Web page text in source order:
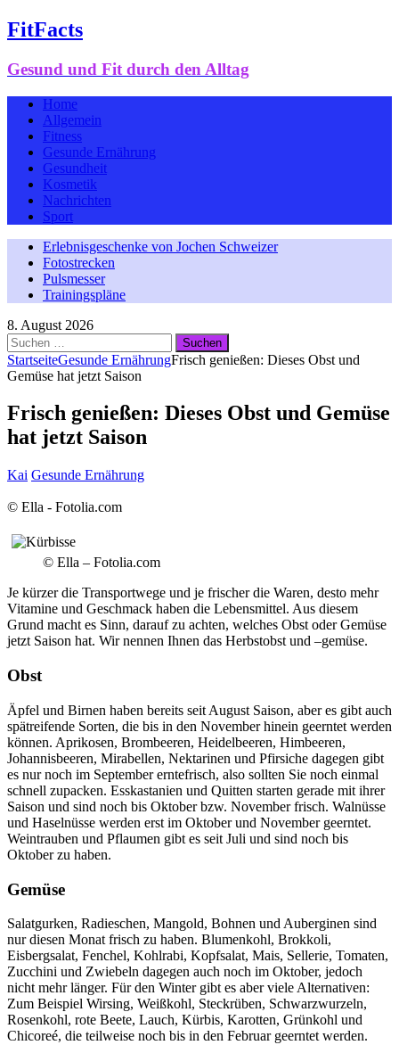
FitFacts
Gesund und Fit durch den Alltag
Home
Allgemein
Fitness
Gesunde Ernährung
Gesundheit
Kosmetik
Nachrichten
Sport
Erlebnisgeschenke von Jochen Schweizer
Fotostrecken
Pulsmesser
Trainingspläne
8. August 2026
Suchen
nach:
StartseiteGesunde ErnährungFrisch genießen: Dieses Obst und
Gemüse hat jetzt Saison
Frisch genießen: Dieses Obst und Gemüse
hat jetzt Saison
Kai Gesunde Ernährung
© Ella - Fotolia.com
© Ella – Fotolia.com
Je kürzer die Transportwege und je frischer die Waren, desto mehr
Vitamine und Geschmack haben die Lebensmittel. Aus diesem
Grund macht es Sinn, darauf zu achten, welches Obst oder Gemüse
jetzt Saison hat. Wir nennen Ihnen das Herbstobst und –gemüse.
Obst
Äpfel und Birnen haben bereits seit August Saison, aber es gibt auch
spätreifende Sorten, die bis in den November hinein geerntet werden
können. Aprikosen, Brombeeren, Heidelbeeren, Himbeeren,
Johannisbeeren, Mirabellen, Nektarinen und Pfirsiche dagegen gibt
es nur noch im September erntefrisch, also sollten Sie noch einmal
schnell zupacken. Esskastanien und Quitten starten gerade mit ihrer
Saison und sind noch bis Oktober bzw. November frisch. Walnüsse
und Haselnüsse werden erst im Oktober und November geerntet.
Weintrauben und Pflaumen gibt es seit Juli und sind noch bis
Oktober zu haben.
Gemüse
Salatgurken, Radieschen, Mangold, Bohnen und Auberginen sind
nur diesen Monat frisch zu haben. Blumenkohl, Brokkoli,
Eisbergsalat, Fenchel, Kohlrabi, Kopfsalat, Mais, Sellerie, Tomaten,
Zucchini und Zwiebeln dagegen auch noch im Oktober, jedoch
nicht mehr länger. Für den Winter gibt es aber viele Alternativen:
Zum Beispiel Wirsing, Weißkohl, Steckrüben, Schwarzwurzeln,
Rosenkohl, rote Beete, Lauch, Kürbis, Karotten, Grünkohl und
Chicoreé, die teilweise noch bis in den Februar geerntet werden.